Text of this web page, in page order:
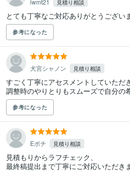
iwmt21 見積り相談
とても丁寧なご対応ありがとうござい
参考になった
犬宮シャノン 見積り相談
すごく丁寧にアセスメントしていただ
調整時のやりとりもスムーズで自分の
参考になった
Eポチ 見積り相談
見積もりからラフチェック、
最終稿提出まで丁寧にご対応いただき